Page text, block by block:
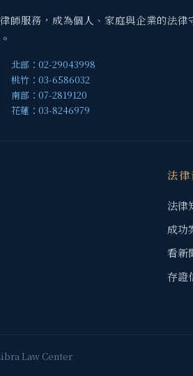
師服務，成為個人、家庭與企業的法律
北部：02-29043998
桃竹：03-6586032
南部：07-2819120
花蓮：03-8246979
法
法律
成功
看新
存證
Law Center